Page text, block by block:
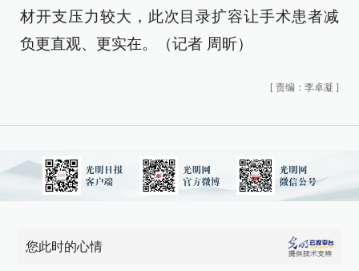
材开支压力较大，此次目录扩容让手术患者减
负更直观、更实在。（记者 周昕）
[ 责编：李卓凝 ]
您此时的心情